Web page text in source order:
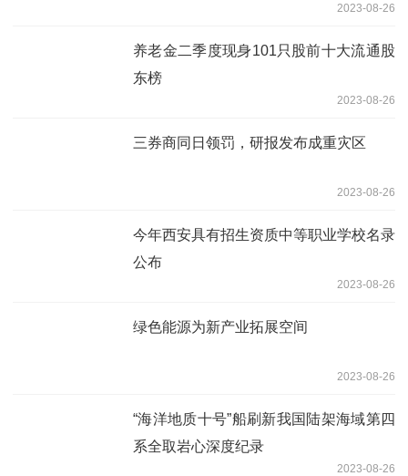
2023-08-26
养老金二季度现身101只股前十大流通股
东榜
2023-08-26
三券商同日领罚，研报发布成重灾区
2023-08-26
今年西安具有招生资质中等职业学校名录
公布
2023-08-26
绿色能源为新产业拓展空间
2023-08-26
“海洋地质十号”船刷新我国陆架海域第四
系全取岩心深度纪录
2023-08-26